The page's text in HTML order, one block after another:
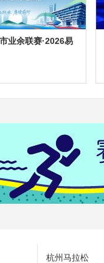
业余联赛·2026易
杭州马拉松